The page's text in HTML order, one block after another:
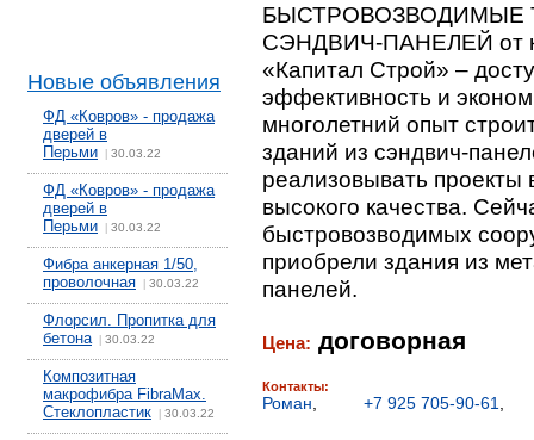
Новые объявления
ФД «Ковров» - продажа
дверей в
Перьми
30.03.22
ФД «Ковров» - продажа
дверей в
Перьми
30.03.22
Фибра анкерная 1/50,
проволочная
30.03.22
Флорсил. Пропитка для
бетона| 30.03.22
Композитная
макрофибра FibraMax.
Стеклопластик
30.03.22
БЫСТРОВОЗВОДИМЫЕ
СЭНДВИЧ-ПАНЕЛЕЙ от
«Капитал Строй» –
эффективность и
многолетний опыт
зданий из сэндвич-
реализовывать проекты
высокого качества.
быстровозводимых
приобрели здания из
панелей.
Цена: договорная
Контакты:
Роман +7 925 705-90-61